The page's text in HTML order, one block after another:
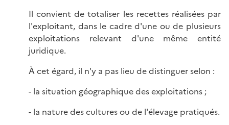
Il convient de totaliser les recettes réalisées par
l'exploitant, dans le cadre d'une ou de plusieurs
exploitations relevant d'une même entité
juridique.
À cet égard, il n'y a pas lieu de distinguer selon :
- la situation géographique des exploitations ;
- la nature des cultures ou de l'élevage pratiqués.